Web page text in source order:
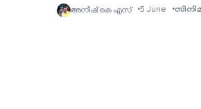
അനീഷ്‌ കെ എസ് 5 June